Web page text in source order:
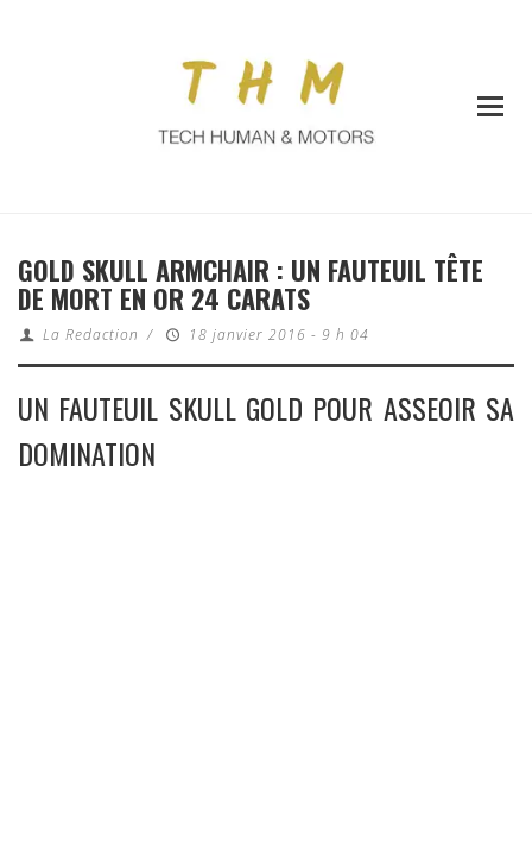
GOLD SKULL ARMCHAIR : UN FAUTEUIL TÊTE
DE MORT EN OR 24 CARATS
La Redaction / 18 janvier 2016 - 9 h 04
UN FAUTEUIL SKULL GOLD POUR ASSEOIR SA
DOMINATION